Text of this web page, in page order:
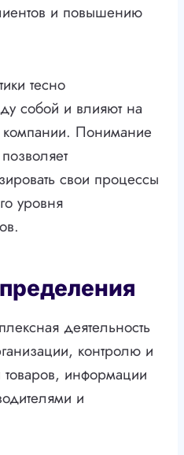
и повышению
тесно
собой и влияют на
компании. Понимание
свои процессы
уровня
деятельность
контролю и
информации
и